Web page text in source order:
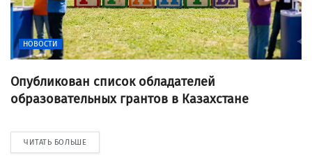
НОВОСТИ
Опубликован список обладателей
образовательных грантов в Казахстане
ЧИТАТЬ БОЛЬШЕ